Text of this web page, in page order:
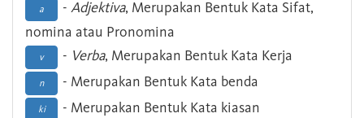
a - Adjektiva, Merupakan Bentuk Kata Sifat,
nomina atau Pronomina
v - Verba, Merupakan Bentuk Kata Kerja
n - Merupakan Bentuk Kata benda
ki - Merupakan Bentuk Kata kiasan